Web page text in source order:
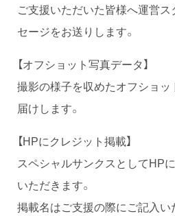
ご支援いただいた皆様へ運営
セージをお送りします。
【オフショット写真データ】
撮影の様子を収めたオフショ
届けします。
【HPにクレジット掲載】
スペシャルサンクスとしてHP
いただきます。
掲載名はご支援の際にご記入い